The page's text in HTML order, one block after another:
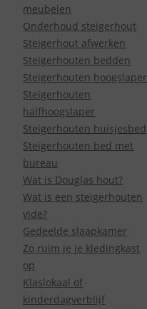
meubelen
Onderhoud steigerhout
Steigerhout afwerken
Steigerhouten bedden
Steigerhouten hoogslaper
Steigerhouten
halfhoogslaper
Steigerhouten huisjesbed
Steigerhouten bed met
bureau
Wat is Douglas hout?
Wat is een steigerhouten
vide?
Gedeelde slaapkamer
Zo ruim je je kledingkast
op
Klaslokaal of
kinderdagverblijf